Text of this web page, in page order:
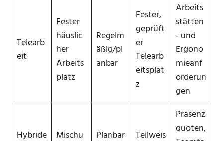
Telearb
eit
Fester
häuslic
her
Arbeits
platz
Regelm
äßig/pl
anbar
Fester,
geprüft
er
Telearb
eitsplat
z
Arbeits
stätten
- und
Ergono
mieanf
orderun
gen
Hybride
Mischu
Planbar
Teilweis
Präsenz
quoten,